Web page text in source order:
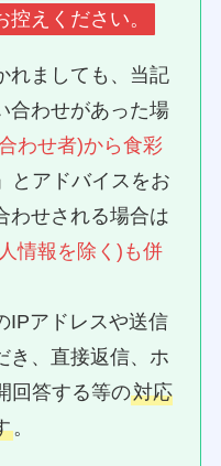
えください。
れましても、当記
合わせがあった場
わせ者)から食彩
」とアドバイスをお
わせされる場合は
情報を除く)も併
IPアドレスや送信
き、直接返信、ホ
回答する等の対応
。